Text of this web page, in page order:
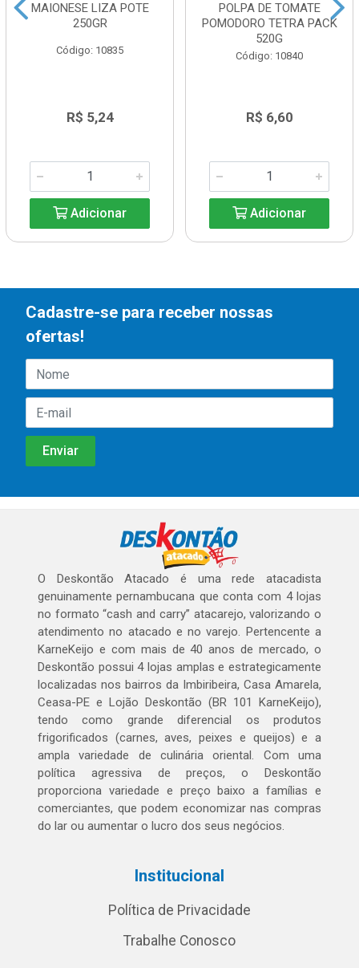
MAIONESE LIZA POTE
250GR
Código: 10835
R$ 5,24
Adicionar
POLPA DE TOMATE
POMODORO TETRA PACK
520G
Código: 10840
R$ 6,60
Adicionar
Cadastre-se para receber nossas
ofertas!
O Deskontão Atacado é uma rede atacadista
genuinamente pernambucana que conta com 4 lojas
no formato “cash and carry” atacarejo, valorizando o
atendimento no atacado e no varejo. Pertencente a
KarneKeijo e com mais de 40 anos de mercado, o
Deskontão possui 4 lojas amplas e estrategicamente
localizadas nos bairros da Imbiribeira, Casa Amarela,
Ceasa-PE e Lojão Deskontão (BR 101 KarneKeijo),
tendo como grande diferencial os produtos
frigorificados (carnes, aves, peixes e queijos) e a
ampla variedade de culinária oriental. Com uma
política agressiva de preços, o Deskontão
proporciona variedade e preço baixo a famílias e
comerciantes, que podem economizar nas compras
do lar ou aumentar o lucro dos seus negócios.
Institucional
Política de Privacidade
Trabalhe Conosco